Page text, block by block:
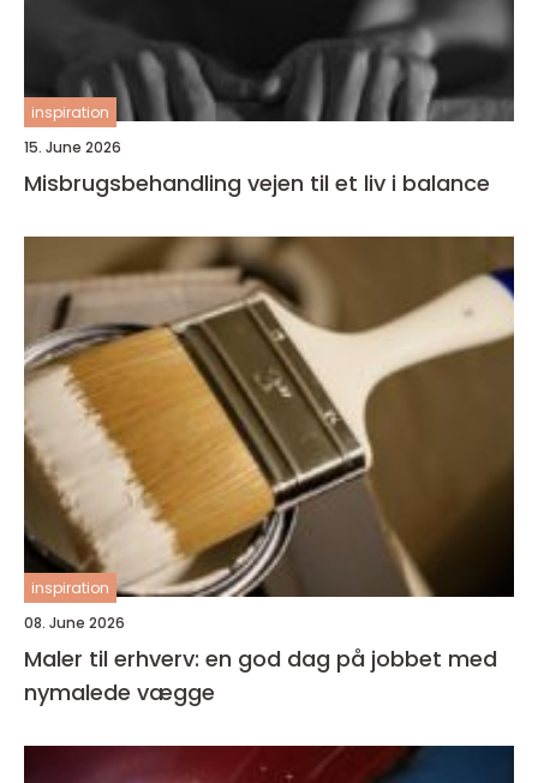
inspiration
15. June 2026
Misbrugsbehandling vejen til et liv i balance
inspiration
08. June 2026
Maler til erhverv: en god dag på jobbet med
nymalede vægge